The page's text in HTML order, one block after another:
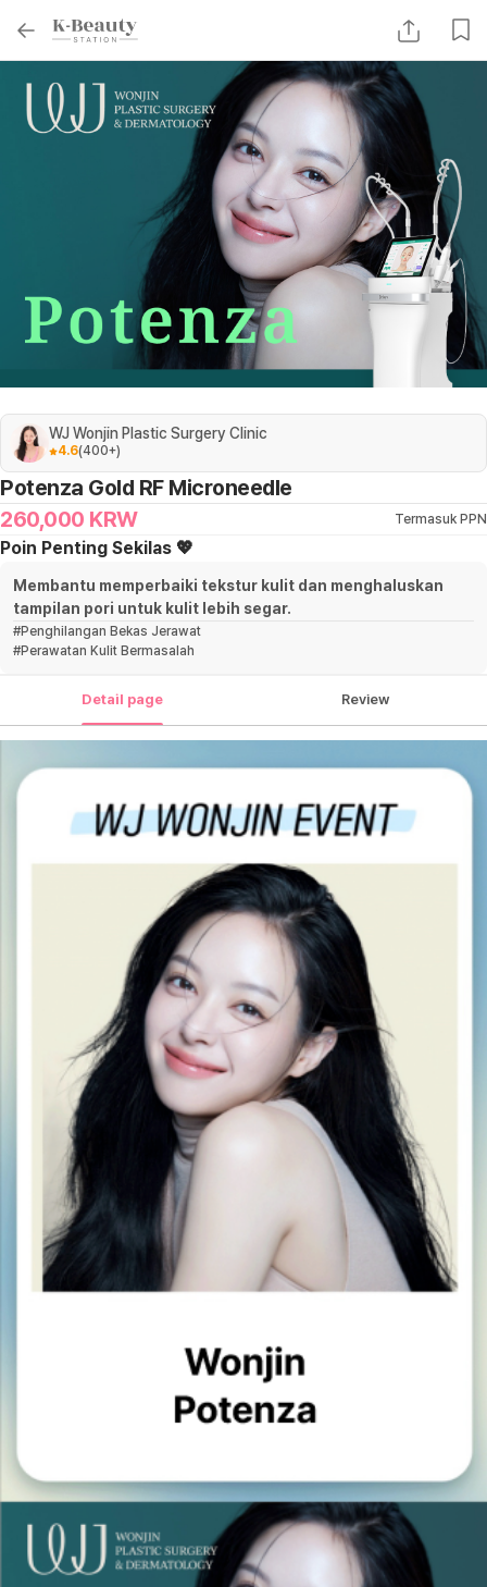
WJ Wonjin Plastic Surgery Clinic
4.6(400+)
Potenza Gold RF Microneedle
260,000 KRW Termasuk PPN
Poin Penting Sekilas 💖
Membantu memperbaiki tekstur kulit dan menghaluskan
tampilan pori untuk kulit lebih segar.
#Penghilangan Bekas Jerawat
#Perawatan Kulit Bermasalah
Detail page Review